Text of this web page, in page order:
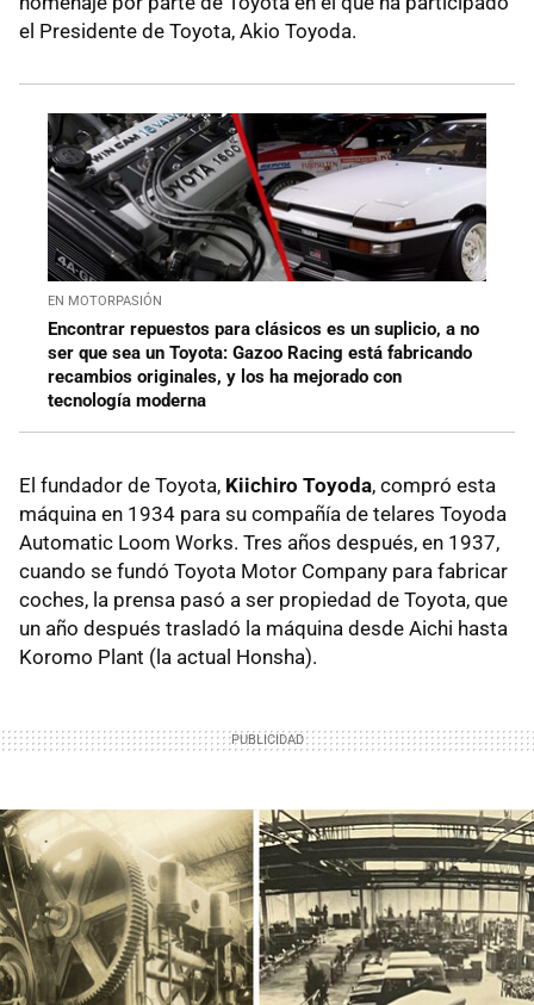
el Presidente de Toyota, Akio Toyoda.
EN MOTORPASIÓN
Encontrar repuestos para clásicos es un suplicio, a no
ser que sea un Toyota: Gazoo Racing está fabricando
recambios originales, y los ha mejorado con
tecnología moderna
El fundador de Toyota, Kiichiro Toyoda, compró esta
máquina en 1934 para su compañía de telares Toyoda
Automatic Loom Works. Tres años después, en 1937,
cuando se fundó Toyota Motor Company para fabricar
coches, la prensa pasó a ser propiedad de Toyota, que
un año después trasladó la máquina desde Aichi hasta
Koromo Plant (la actual Honsha).